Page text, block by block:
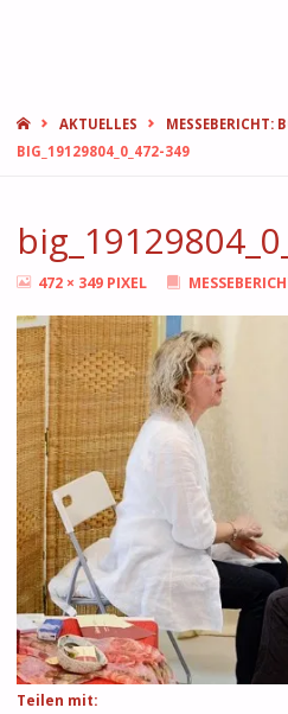
STARTAKTUELLES
MESSEBERICHT:
BIG_19129804_0_472-349
ORIGINALGRÖSSE
472 × 349 PIXEL
Teilen mit: